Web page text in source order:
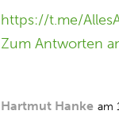
https://t.me/
Zum Antworten
Hartmut Hanke am